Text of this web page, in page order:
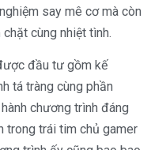
say mê cơ mà còn
cùng nhiệt tình.
đầu tư gồm kế
tá tràng cùng phần
chương trình đáng
trong trái tim chủ gamer